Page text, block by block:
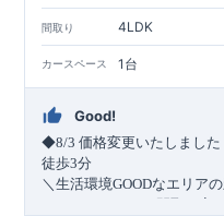
間取り 4LDK
カースペース 1台
Good!
◆8/3 価格変更いたしまし
徒歩3分
＼生活環境GOODなエリア